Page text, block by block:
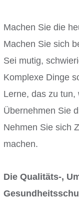
Machen Sie die
Machen Sie sich
Sei mutig,
Komplexe Dinge
Lerne, das zu
Übernehmen Sie
Nehmen Sie sich
machen.
Die Qualitäts-,